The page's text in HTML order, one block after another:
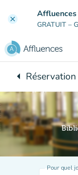
clear Affluences
GRATUIT –
arrow_leftRetour à :
Réservation
Pour quel